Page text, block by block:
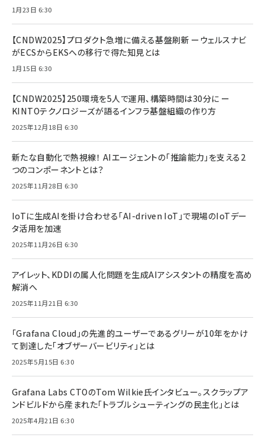
1月23日 6:30
【CNDW2025】プロダクト急増に備える基盤刷新 ーウェルスナビ
がECSからEKSへの移行で得た知見とは
1月15日 6:30
【CNDW2025】250環境を5人で運用、構築時間は30分に ー
KINTOテクノロジーズが語るインフラ基盤組織の作り方
2025年12月18日 6:30
新たな自動化で熱視線！ AIエージェントの「推論能力」を支える2
つのコンポーネントとは？
2025年11月28日 6:30
IoTに生成AIを掛け合わせる「AI-driven IoT」で現場のIoTデー
タ活用を加速
2025年11月26日 6:30
アイレット、KDDIの属人化問題を生成AIアシスタントの精度を高め
解消へ
2025年11月21日 6:30
「Grafana Cloud」の先進的ユーザーであるグリーが10年をかけ
て到達した「オブザーバービリティ」とは
2025年5月15日 6:30
Grafana Labs CTOのTom Wilkie氏インタビュー。スクラップア
ンドビルドから産まれた「トラブルシューティングの民主化」とは
2025年4月21日 6:30